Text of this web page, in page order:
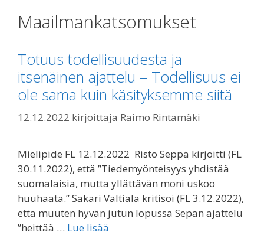
Maailmankatsomukset
Totuus todellisuudesta ja
itsenäinen ajattelu – Todellisuus ei
ole sama kuin käsityksemme siitä
12.12.2022 kirjoittaja Raimo Rintamäki
Mielipide FL 12.12.2022 Risto Seppä kirjoitti (FL
30.11.2022), että ”Tiedemyönteisyys yhdistää
suomalaisia, mutta yllättävän moni uskoo
huuhaata.” Sakari Valtiala kritisoi (FL 3.12.2022),
että muuten hyvän jutun lopussa Sepän ajattelu
”heittää … Lue lisää